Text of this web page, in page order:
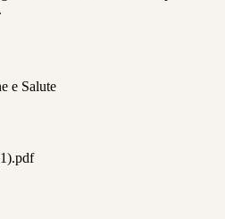
e Salute